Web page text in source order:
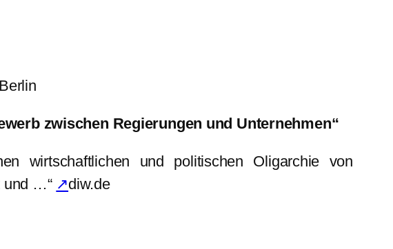
zwischen Regierungen und Unternehmen“
wirtschaftlichen und politischen Oligarchie von
und …“ ↗diw.de